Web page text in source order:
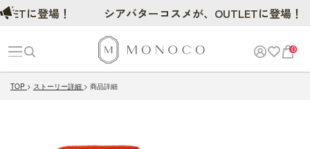
0
TOP ストーリー詳細 商品詳細
登場！ シアバターコスメが、OUTLETに登場！